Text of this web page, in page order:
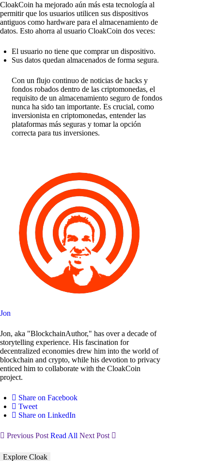
CloakCoin ha mejorado aún más esta tecnología al
permitir que los usuarios utilicen sus dispositivos
antiguos como hardware para el almacenamiento de
datos. Esto ahorra al usuario CloakCoin dos veces:
El usuario no tiene que comprar un dispositivo.
Sus datos quedan almacenados de forma segura.
Con un flujo continuo de noticias de hacks y
fondos robados dentro de las criptomonedas, el
requisito de un almacenamiento seguro de fondos
nunca ha sido tan importante. Es crucial, como
inversionista en criptomonedas, entender las
plataformas más seguras y tomar la opción
correcta para tus inversiones.
Jon
Jon, aka "BlockchainAuthor," has over a decade of
storytelling experience. His fascination for
decentralized economies drew him into the world of
blockchain and crypto, while his devotion to privacy
enticed him to collaborate with the CloakCoin
project.
Share on Facebook
Tweet
Share on LinkedIn
Previous PostRead All Next Post
Explore Cloak